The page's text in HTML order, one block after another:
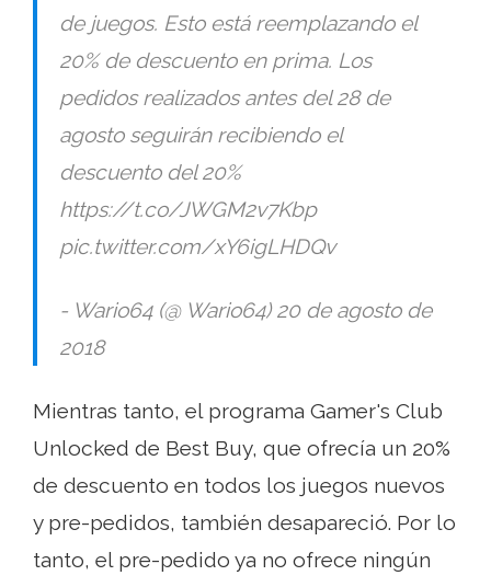
de juegos. Esto está reemplazando el
20% de descuento en prima. Los
pedidos realizados antes del 28 de
agosto seguirán recibiendo el
descuento del 20%
https://t.co/JWGM2v7Kbp
pic.twitter.com/xY6igLHDQv
- Wario64 (@ Wario64) 20 de agosto de
2018
Mientras tanto, el programa Gamer's Club
Unlocked de Best Buy, que ofrecía un 20%
de descuento en todos los juegos nuevos
y pre-pedidos, también desapareció. Por lo
tanto, el pre-pedido ya no ofrece ningún